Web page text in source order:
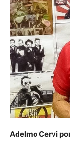
Adelmo Cervi